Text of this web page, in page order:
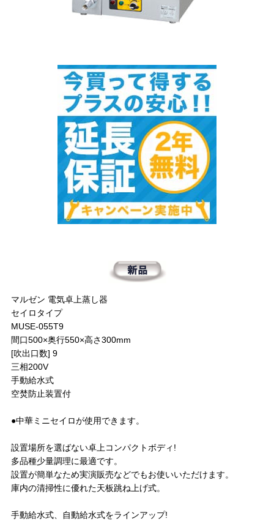
マルゼン 電気卓上蒸し器
セイロタイプ
MUSE-055T9
間口500×奥行550×高さ300mm
[吹出口数] 9
三相200V
手動給水式
空焚防止装置付
●中華ミニセイロが使用できます。
設置場所を選ばない卓上コンパクトボディ!
多品種少量調理に最適です。
設置が簡単なため実演販売などでもお使いいただけます。
庫内の清掃性に優れた天板跳ね上げ式。
手動給水式、自動給水式をラインアップ!